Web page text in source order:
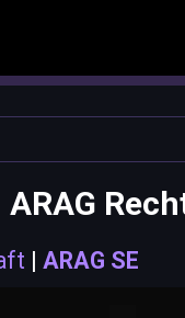
ARAG
| ARAG SE